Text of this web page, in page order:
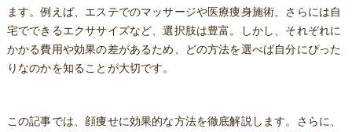
ます。例えば、エステでのマッサージや医療痩身施術、さらには自
宅でできるエクササイズなど、選択肢は豊富。しかし、それぞれに
かかる費用や効果の差があるため、どの方法を選べば自分にぴった
りなのかを知ることが大切です。
この記事では、顔痩せに効果的な方法を徹底解説します。さらに、